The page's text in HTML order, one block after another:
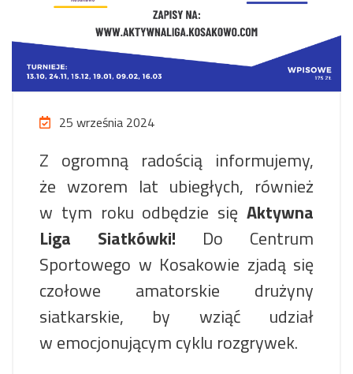
25 września 2024
Z ogromną radością informujemy,
że wzorem lat ubiegłych, również
w tym roku odbędzie się Aktywna
Liga Siatkówki! Do Centrum
Sportowego w Kosakowie zjadą się
czołowe amatorskie drużyny
siatkarskie, by wziąć udział
w emocjonującym cyklu rozgrywek.